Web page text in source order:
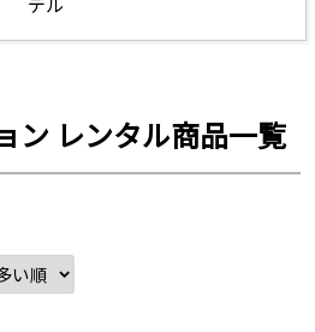
ン レンタル商品一覧